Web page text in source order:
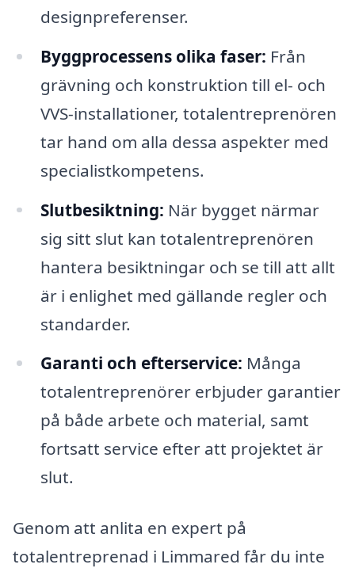
designpreferenser.
Byggprocessens olika faser: Från
grävning och konstruktion till el- och
VVS-installationer, totalentreprenören
tar hand om alla dessa aspekter med
specialistkompetens.
Slutbesiktning: När bygget närmar
sig sitt slut kan totalentreprenören
hantera besiktningar och se till att allt
är i enlighet med gällande regler och
standarder.
Garanti och efterservice: Många
totalentreprenörer erbjuder garantier
på både arbete och material, samt
fortsatt service efter att projektet är
slut.
Genom att anlita en expert på
totalentreprenad i Limmared får du inte